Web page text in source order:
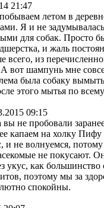
21:47
летом в
Я и не
для собак. Просто
и жаль
всего, из
вот шампунь мне
была собаку
этого мытья по
09:15
не пробовали
капаем на холку
и не волнуемся, потому
не покусают.
укус, как
поэтому мы за
спокойны.